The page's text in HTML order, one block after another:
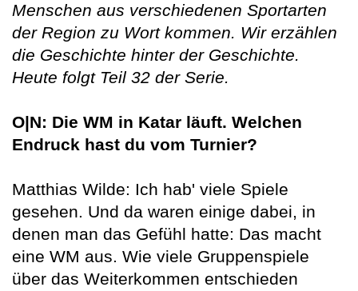
Menschen aus verschiedenen Sportarten
der Region zu Wort kommen. Wir erzählen
die Geschichte hinter der Geschichte.
Heute folgt Teil 32 der Serie.
O|N: Die WM in Katar läuft. Welchen
Endruck hast du vom Turnier?
Matthias Wilde: Ich hab' viele Spiele
gesehen. Und da waren einige dabei, in
denen man das Gefühl hatte: Das macht
eine WM aus. Wie viele Gruppenspiele
über das Weiterkommen entschieden